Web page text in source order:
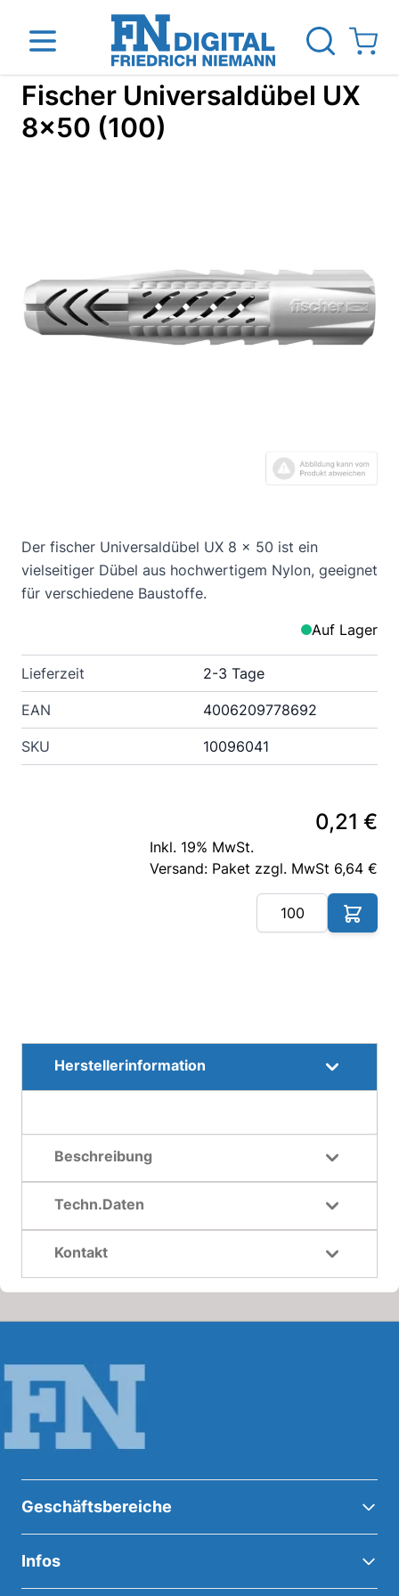
Direkt zum Inhalt
View
Fischer Universaldübel UX
8x50 (100)
Der fischer Universaldübel UX 8 x 50 ist ein
vielseitiger Dübel aus hochwertigem Nylon, geeignet
für verschiedene Baustoffe.
Auf Lager
Lieferzeit 2-3 Tage
EAN 4006209778692
SKU 10096041
0,21 €
Inkl. 19% MwSt.
Versand: Paket zzgl. MwSt 6,64 €
Herstellerinformation
Beschreibung
Techn.Daten
Kontakt
Geschäftsbereiche
Infos